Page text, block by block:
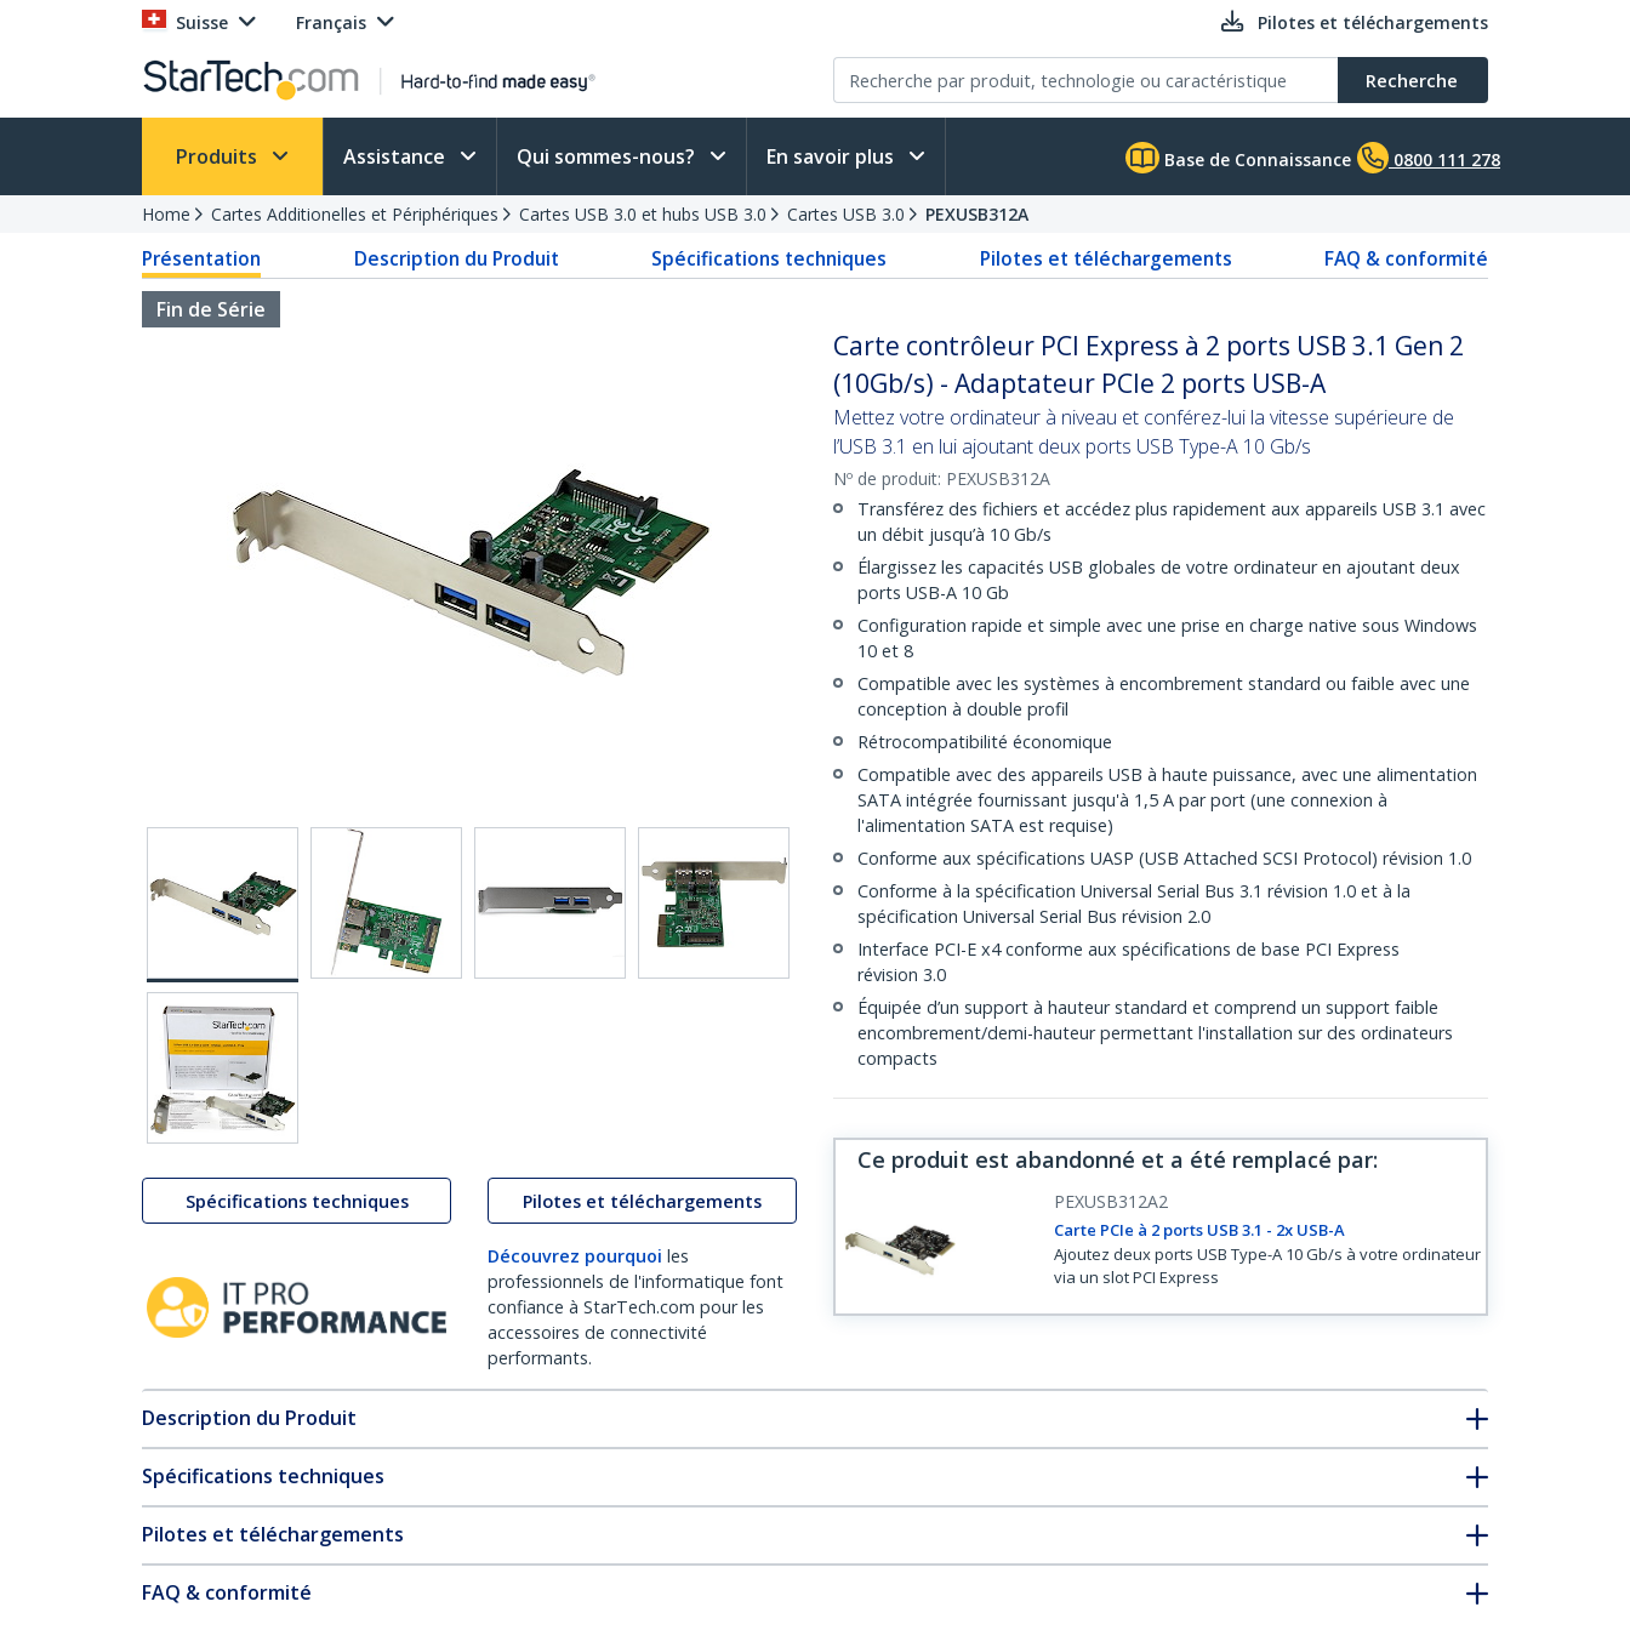
Suisse Français Pilotes et téléchargements
Recherche
Produits Assistance Qui sommes-nous? En savoir plus Base de Connaissance 0800 111 278
Home Cartes Additionelles et Périphériques Cartes USB 3.0 et hubs USB 3.0 Cartes USB 3.0 PEXUSB312A
Présentation Description du Produit Spécifications techniques Pilotes et téléchargements
FAQ & conformité
Fin de Série
Spécifications techniques Pilotes et téléchargements
Découvrez pourquoi les
professionnels de l'informatique font
confiance à StarTech.com pour les
accessoires de connectivité
performants.
Carte contrôleur PCI Express à 2 ports USB 3.1 Gen 2
(10Gb/s) - Adaptateur PCIe 2 ports USB-A
Mettez votre ordinateur à niveau et conférez-lui la vitesse supérieure de
l’USB 3.1 en lui ajoutant deux ports USB Type-A 10 Gb/s
Nº de produit: PEXUSB312A
Transférez des fichiers et accédez plus rapidement aux appareils USB 3.1 avec
un débit jusqu’à 10 Gb/s
Élargissez les capacités USB globales de votre ordinateur en ajoutant deux
ports USB-A 10 Gb
Configuration rapide et simple avec une prise en charge native sous Windows
10 et 8
Compatible avec les systèmes à encombrement standard ou faible avec une
conception à double profil
Rétrocompatibilité économique
Compatible avec des appareils USB à haute puissance, avec une alimentation
SATA intégrée fournissant jusqu'à 1,5 A par port (une connexion à
l'alimentation SATA est requise)
Conforme aux spécifications UASP (USB Attached SCSI Protocol) révision 1.0
Conforme à la spécification Universal Serial Bus 3.1 révision 1.0 et à la
spécification Universal Serial Bus révision 2.0
Interface PCI-E x4 conforme aux spécifications de base PCI Express
révision 3.0
Équipée d’un support à hauteur standard et comprend un support faible
encombrement/demi-hauteur permettant l'installation sur des ordinateurs
compacts
Ce produit est abandonné et a été remplacé par:
PEXUSB312A2
Carte PCIe à 2 ports USB 3.1 - 2x USB-A
Ajoutez deux ports USB Type-A 10 Gb/s à votre ordinateur
via un slot PCI Express
Description du Produit
Spécifications techniques
Pilotes et téléchargements
FAQ & conformité